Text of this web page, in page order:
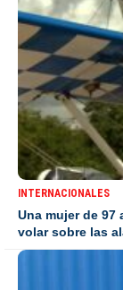
INTERNACIONALES
Una mujer de
volar sobre las